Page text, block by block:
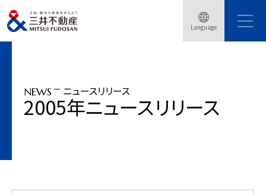
Language
トップページ ニュースリリース
三井不動産グループ「クリスマスイルミネーション・イベント2005」開催
NEWS ニュースリリース
2005年ニュースリリース